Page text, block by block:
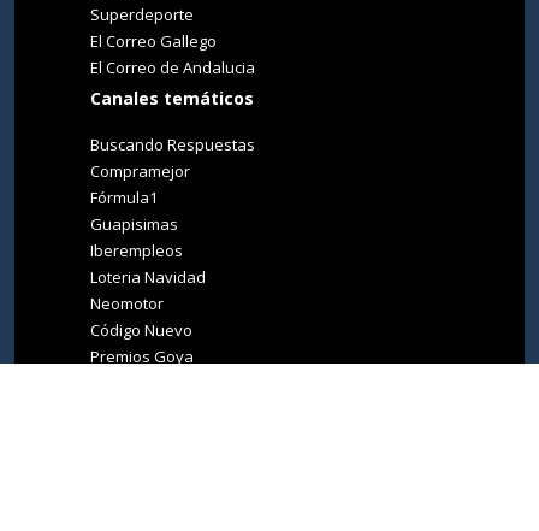
Superdeporte
El Correo Gallego
El Correo de Andalucia
Canales temáticos
Buscando Respuestas
Compramejor
Fórmula1
Guapisimas
Iberempleos
Loteria Navidad
Neomotor
Código Nuevo
Premios Goya